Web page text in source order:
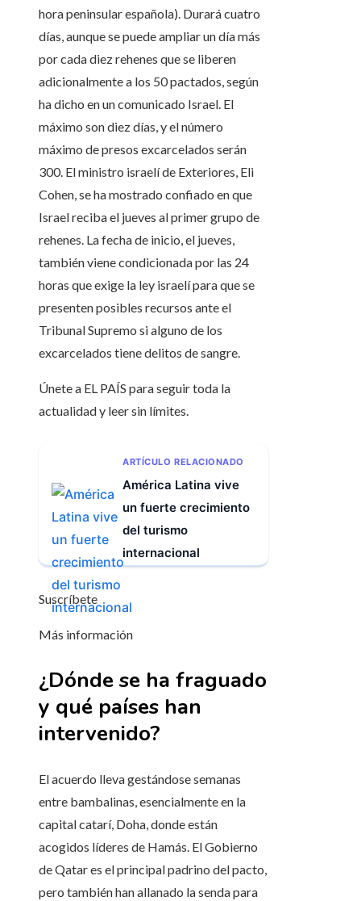
hora peninsular española). Durará cuatro
días, aunque se puede ampliar un día más
por cada diez rehenes que se liberen
adicionalmente a los 50 pactados, según
ha dicho en un comunicado Israel. El
máximo son diez días, y el número
máximo de presos excarcelados serán
300. El ministro israelí de Exteriores, Eli
Cohen, se ha mostrado confiado en que
Israel reciba el jueves al primer grupo de
rehenes. La fecha de inicio, el jueves,
también viene condicionada por las 24
horas que exige la ley israelí para que se
presenten posibles recursos ante el
Tribunal Supremo si alguno de los
excarcelados tiene delitos de sangre.
Únete a EL PAÍS para seguir toda la
actualidad y leer sin límites.
ARTÍCULO RELACIONADO
América Latina vive
un fuerte crecimiento
del turismo
internacional
Suscríbete
Más información
¿Dónde se ha fraguado
y qué países han
intervenido?
El acuerdo lleva gestándose semanas
entre bambalinas, esencialmente en la
capital catarí, Doha, donde están
acogidos líderes de Hamás. El Gobierno
de Qatar es el principal padrino del pacto,
pero también han allanado la senda para